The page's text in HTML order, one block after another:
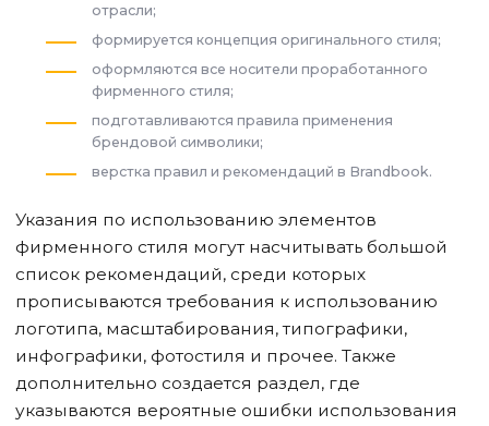
отрасли;
формируется концепция оригинального стиля;
оформляются все носители проработанного
фирменного стиля;
подготавливаются правила применения
брендовой символики;
верстка правил и рекомендаций в Brandbook.
Указания по использованию элементов
фирменного стиля могут насчитывать большой
список рекомендаций, среди которых
прописываются требования к использованию
логотипа, масштабирования, типографики,
инфографики, фотостиля и прочее. Также
дополнительно создается раздел, где
указываются вероятные ошибки использования